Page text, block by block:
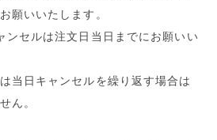
願いいたします。
ンセルは注文日当日までにお願いい
当日キャンセルを繰り返す場合は
ん。